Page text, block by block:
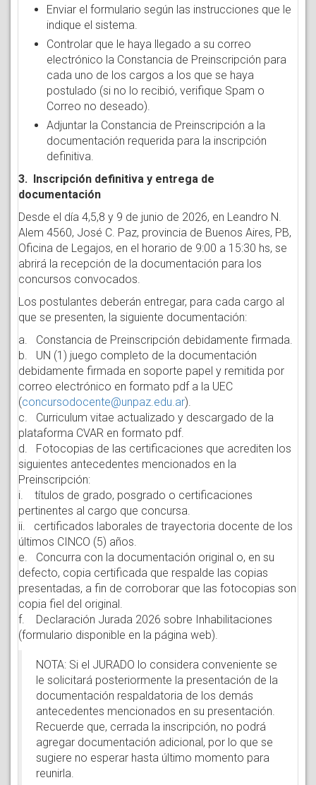
Enviar el formulario según las instrucciones que le
indique el sistema.
Controlar que le haya llegado a su correo
electrónico la Constancia de Preinscripción para
cada uno de los cargos a los que se haya
postulado (si no lo recibió, verifique Spam o
Correo no deseado).
Adjuntar la Constancia de Preinscripción a la
documentación requerida para la inscripción
definitiva.
3. Inscripción definitiva y entrega de
documentación
Desde el día 4,5,8 y 9 de junio de 2026, en Leandro N.
Alem 4560, José C. Paz, provincia de Buenos Aires, PB,
Oficina de Legajos, en el horario de 9:00 a 15:30 hs, se
abrirá la recepción de la documentación para los
concursos convocados.
Los postulantes deberán entregar, para cada cargo al
que se presenten, la siguiente documentación:
a. Constancia de Preinscripción debidamente firmada.
b. UN (1) juego completo de la documentación
debidamente firmada en soporte papel y remitida por
correo electrónico en formato pdf a la UEC
(concursodocente@unpaz.edu.ar).
c. Curriculum vitae actualizado y descargado de la
plataforma CVAR en formato pdf.
d. Fotocopias de las certificaciones que acrediten los
siguientes antecedentes mencionados en la
Preinscripción:
i. títulos de grado, posgrado o certificaciones
pertinentes al cargo que concursa.
ii. certificados laborales de trayectoria docente de los
últimos CINCO (5) años.
e. Concurra con la documentación original o, en su
defecto, copia certificada que respalde las copias
presentadas, a fin de corroborar que las fotocopias son
copia fiel del original.
f. Declaración Jurada 2026 sobre Inhabilitaciones
(formulario disponible en la página web).
NOTA: Si el JURADO lo considera conveniente se
le solicitará posteriormente la presentación de la
documentación respaldatoria de los demás
antecedentes mencionados en su presentación.
Recuerde que, cerrada la inscripción, no podrá
agregar documentación adicional, por lo que se
sugiere no esperar hasta último momento para
reunirla.